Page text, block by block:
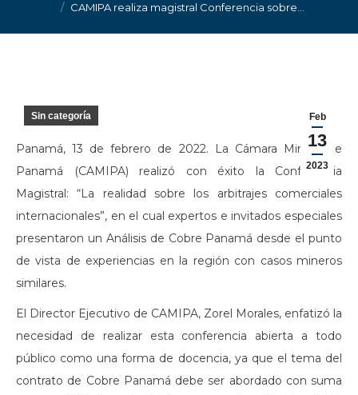
CAMIPA realiza magistral Conferencia sobre…
Feb
13
2023
Sin categoría
Panamá, 13 de febrero de 2022. La Cámara Minera de
Panamá (CAMIPA) realizó con éxito la Conferencia
Magistral: “La realidad sobre los arbitrajes comerciales
internacionales”, en el cual expertos e invitados especiales
presentaron un Análisis de Cobre Panamá desde el punto
de vista de experiencias en la región con casos mineros
similares.
El Director Ejecutivo de CAMIPA, Zorel Morales, enfatizó la
necesidad de realizar esta conferencia abierta a todo
público como una forma de docencia, ya que el tema del
contrato de Cobre Panamá debe ser abordado con suma